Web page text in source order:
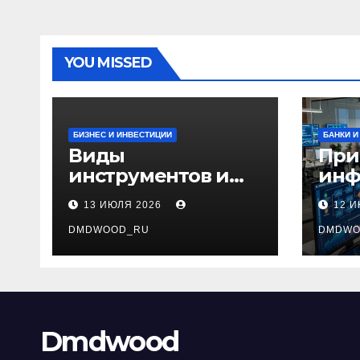
YOU MISSED
БИЗНЕС И ИНВЕСТИЦИИ
Виды
инструментов и
аксессуаров для
маникюра и
педикюра
13 ИЮЛЯ 2026
DMDWOOD_RU
БАНКИ
12
Dmdwood